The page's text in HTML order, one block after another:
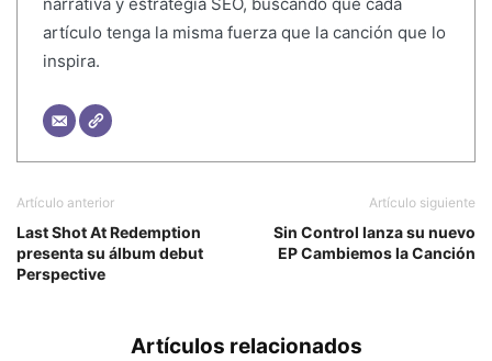
artículo tenga la misma fuerza que la canción que lo
inspira.
Artículo anterior
Last Shot At Redemption
presenta su álbum debut
Perspective
Artículo siguiente
Sin Control lanza su nuevo
EP Cambiemos la Canción
Artículos relacionados